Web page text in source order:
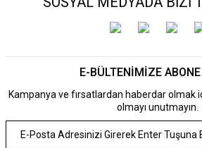
E-BÜLTENİMİZE
Kampanya ve fırsatlardan haberdar olmak
olmayı unutmayın.